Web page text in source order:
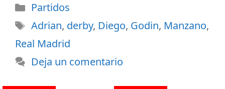
Partidos
Adrian, derby, Diego, Godin, Manzano,
Real Madrid
Deja un comentario